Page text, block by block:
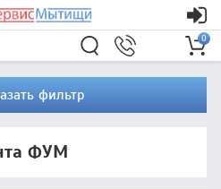
0
фильтр
ФУМ